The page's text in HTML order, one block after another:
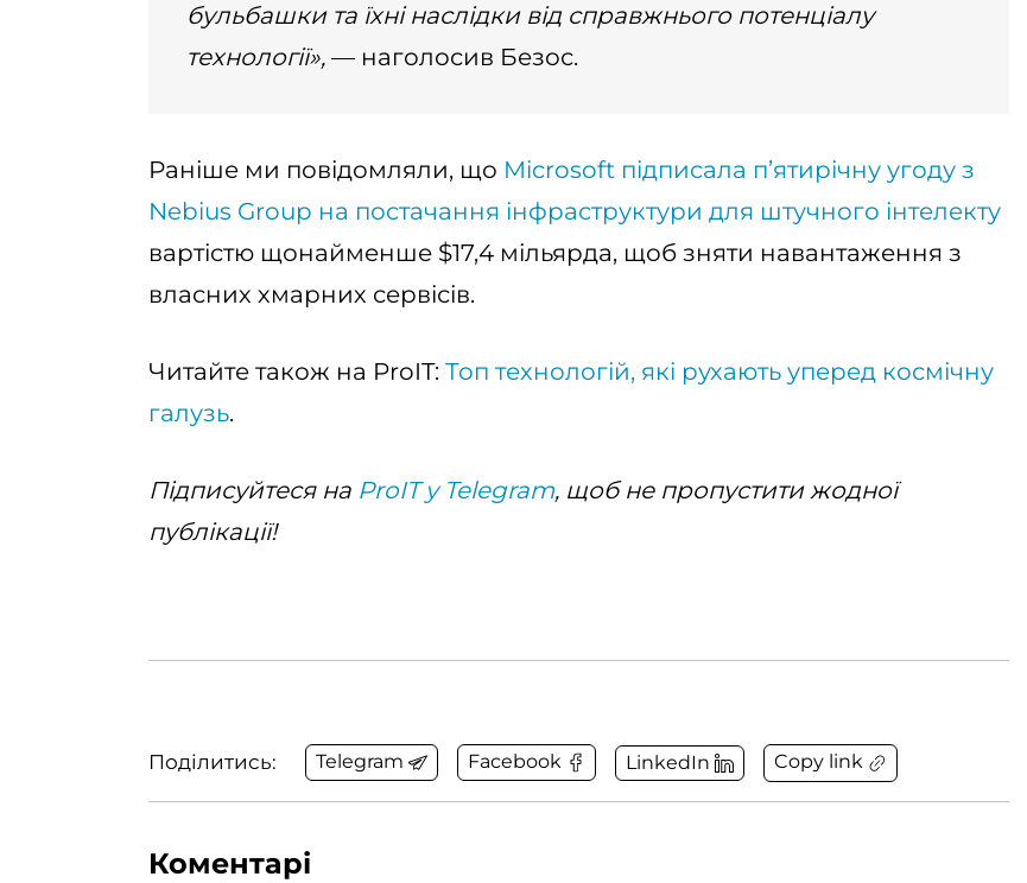
бульбашки та їхні наслідки від справжнього потенціалу
технології», — наголосив Безос.
Раніше ми повідомляли, що Microsoft підписала п’ятирічну угоду з
Nebius Group на постачання інфраструктури для штучного інтелекту
вартістю щонайменше $17,4 мільярда, щоб зняти навантаження з
власних хмарних сервісів.
Читайте також на ProIT: Топ технологій, які рухають уперед космічну
галузь.
Підписуйтеся на ProIT у Telegram, щоб не пропустити жодної
публікації!
Поділитись: Telegram Facebook LinkedIn Copy link
Коментарі